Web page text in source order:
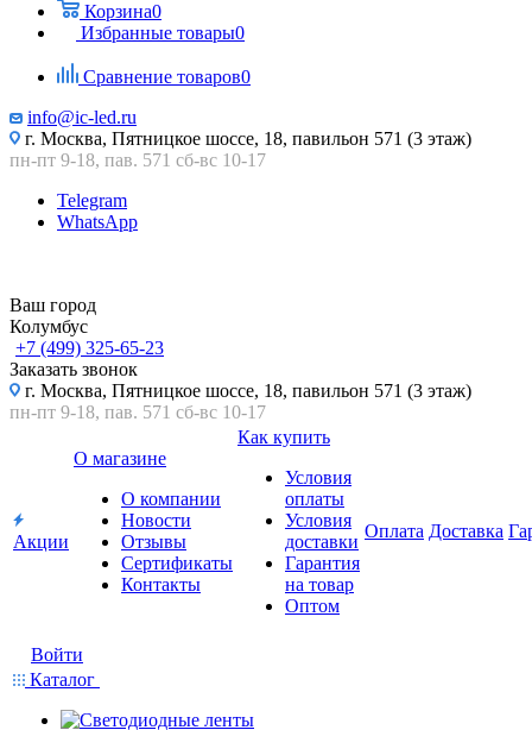
Корзина0
Избранные товары0
Сравнение товаров0
info@ic-led.ru
г. Москва, Пятницкое шоссе, 18, павильон 571 (3 этаж)
пн-пт 9-18, пав. 571 сб-вс 10-17
Telegram
WhatsApp
Ваш город
Колумбус
+7 (499) 325-65-23
Заказать звонок
г. Москва, Пятницкое шоссе, 18, павильон 571 (3 этаж)
пн-пт 9-18, пав. 571 сб-вс 10-17
Акции
О магазине
О компании
Новости
Отзывы
Сертификаты
Контакты
Как купить
Условия
оплаты
Условия
доставки
Гарантия
на товар
Оптом
Оплата Доставка
Войти
Каталог